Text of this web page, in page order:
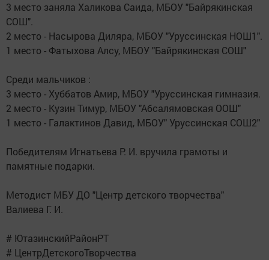
3 место заняла Халикова Саида, МБОУ "Байрякинская
СОШ".
2 место - Насырова Диляра, МБОУ "Уруссинская НОШ1".
1 место - Фатыхова Алсу, МБОУ "Байрякинская СОШ"
Среди мальчиков :
3 место - Хуббатов Амир, МБОУ "Уруссинская гимназия.
2 место - Кузин Тимур, МБОУ "Абсалямовская ООШ"
1 место - Галактинов Давид, МБОУ" Уруссинская СОШ2"
Победителям Игнатьева Р. И. вручила грамоты и
памятные подарки.
Методист МБУ ДО "Центр детского творчества"
Валиева Г. И.
# ЮтазинскийРайонРТ
# ЦентрДетскогоТворчества